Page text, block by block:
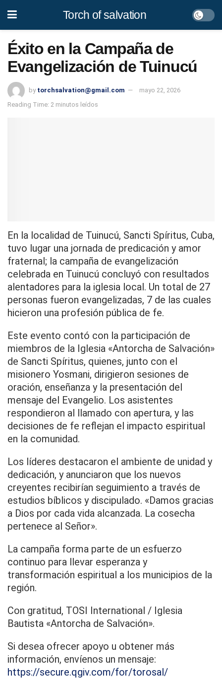
Torch of salvation
Éxito en la Campaña de
Evangelización de Tuinucú
by torchsalvation@gmail.com
mayo 22, 2026
Reading Time: 2 minutos leídos
En la localidad de Tuinucú, Sancti Spíritus, Cuba,
tuvo lugar una jornada de predicación y amor
fraternal; la campaña de evangelización
celebrada en Tuinucú concluyó con resultados
alentadores para la iglesia local. Un total de 27
personas fueron evangelizadas, 7 de las cuales
hicieron una profesión pública de fe.
Este evento contó con la participación de
miembros de la Iglesia «Antorcha de Salvación»
de Sancti Spíritus, quienes, junto con el
misionero Yosmani, dirigieron sesiones de
oración, enseñanza y la presentación del
mensaje del Evangelio. Los asistentes
respondieron al llamado con apertura, y las
decisiones de fe reflejan el impacto espiritual
en la comunidad.
Los líderes destacaron el ambiente de unidad y
dedicación, y anunciaron que los nuevos
creyentes recibirían seguimiento a través de
estudios bíblicos y discipulado. «Damos gracias
a Dios por cada vida alcanzada. La cosecha
pertenece al Señor».
La campaña forma parte de un esfuerzo
continuo para llevar esperanza y
transformación espiritual a los municipios de la
región.
Con gratitud, TOSI International / Iglesia
Bautista «Antorcha de Salvación».
Si desea ofrecer apoyo u obtener más
información, envíenos un mensaje:
https://secure.qgiv.com/for/torosal/